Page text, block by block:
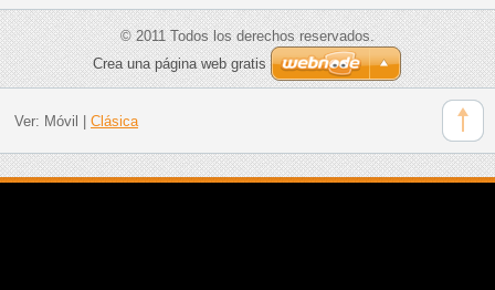
© 2011 Todos los derechos reservados.
Crea una página web gratis
Ver: Móvil Clásica